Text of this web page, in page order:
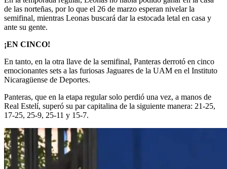
de las norteñas, por lo que el 26 de marzo esperan nivelar la
semifinal, mientras Leonas buscará dar la estocada letal en casa y
ante su gente.
¡EN CINCO!
En tanto, en la otra llave de la semifinal, Panteras derrotó en cinco
emocionantes sets a las furiosas Jaguares de la UAM en el Instituto
Nicaragüense de Deportes.
Panteras, que en la etapa regular solo perdió una vez, a manos de
Real Estelí, superó su par capitalina de la siguiente manera: 21-25,
17-25, 25-9, 25-11 y 15-7.